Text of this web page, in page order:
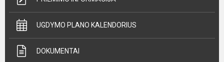
UGDYMO PLANO KALENDORIUS
DOKUMENTAI